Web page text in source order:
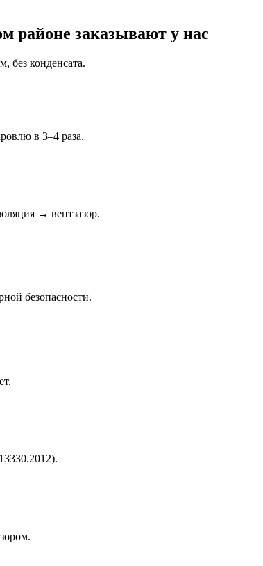
районе заказывают у нас
без конденсата.
в 3–4 раза.
→ вентзазор.
безопасности.